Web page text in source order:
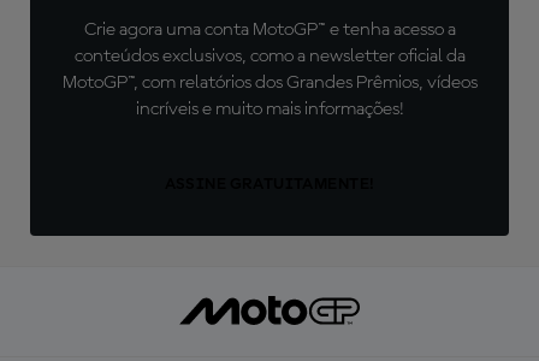
Crie agora uma conta MotoGP™ e tenha acesso a
conteúdos exclusivos, como a newsletter oficial da
MotoGP™, com relatórios dos Grandes Prêmios, vídeos
incríveis e muito mais informações!